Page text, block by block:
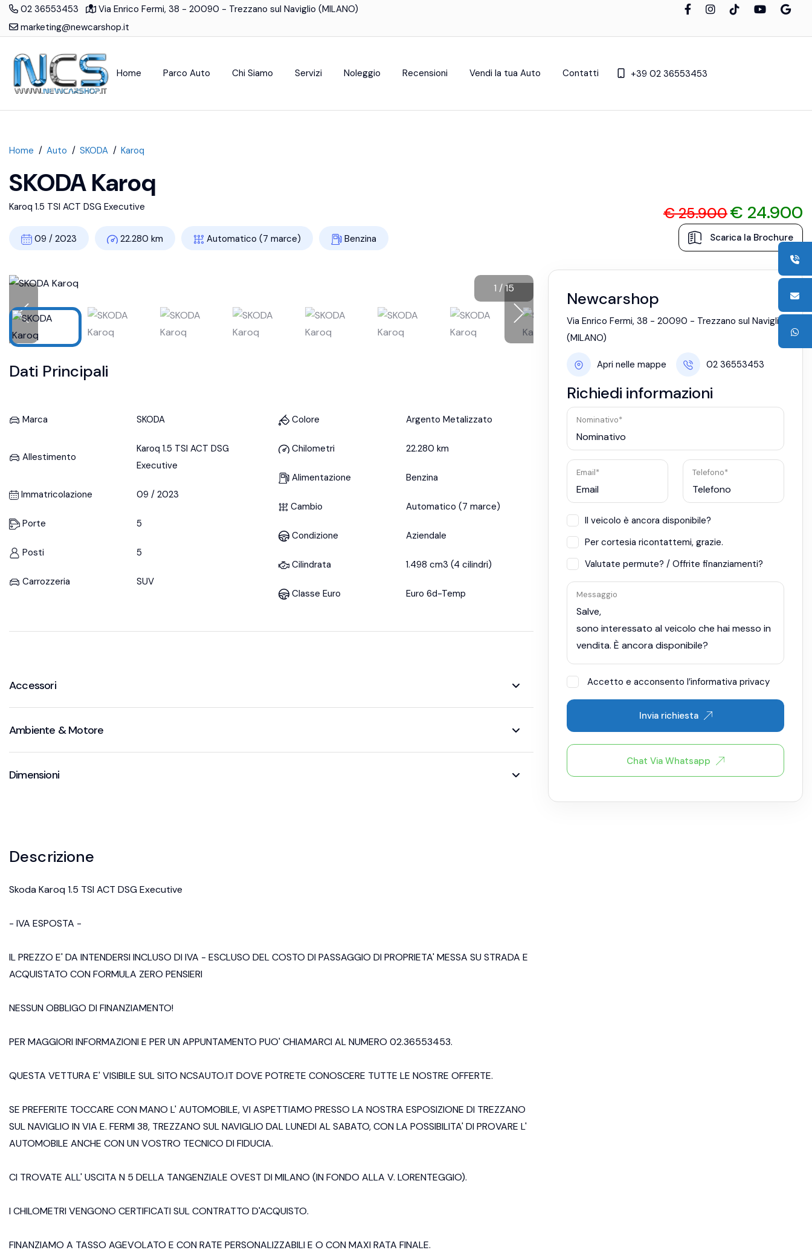
02 36553453
Via Enrico Fermi, 38 - 20090 - Trezzano sul Naviglio (MILANO)
marketing@newcarshop.it
Home Parco Auto Chi Siamo Servizi Noleggio Recensioni Vendi la tua Auto Contatti +39 02 36553453
Home Auto SKODA Karoq
SKODA Karoq
Karoq 1.5 TSI ACT DSG Executive
09 / 2023 22.280 km Automatico (7 marce) Benzina
€ 25.900€ 24.900
Scarica la Brochure
1 /15
Dati Principali
Marca SKODA
Allestimento
Karoq 1.5 TSI ACT DSG
Executive
Immatricolazione 09 / 2023
Porte 5
Posti 5
Carrozzeria SUV
Colore Argento Metalizzato
Chilometri 22.280 km
Alimentazione Benzina
Cambio Automatico (7 marce)
Condizione Aziendale
Cilindrata 1.498 cm3 (4 cilindri)
Classe Euro Euro 6d-Temp
Accessori
Ambiente & Motore
Dimensioni
Descrizione
Skoda Karoq 1.5 TSI ACT DSG Executive
- IVA ESPOSTA -
IL PREZZO E' DA INTENDERSI INCLUSO DI IVA - ESCLUSO DEL COSTO DI PASSAGGIO DI PROPRIETA' MESSA SU STRADA E
ACQUISTATO CON FORMULA ZERO PENSIERI
NESSUN OBBLIGO DI FINANZIAMENTO!
PER MAGGIORI INFORMAZIONI E PER UN APPUNTAMENTO PUO' CHIAMARCI AL NUMERO 02.36553453.
QUESTA VETTURA E' VISIBILE SUL SITO NCSAUTO.IT DOVE POTRETE CONOSCERE TUTTE LE NOSTRE OFFERTE.
SE PREFERITE TOCCARE CON MANO L' AUTOMOBILE, VI ASPETTIAMO PRESSO LA NOSTRA ESPOSIZIONE DI TREZZANO
SUL NAVIGLIO IN VIA E. FERMI 38, TREZZANO SUL NAVIGLIO DAL LUNEDI AL SABATO, CON LA POSSIBILITA' DI PROVARE L'
AUTOMOBILE ANCHE CON UN VOSTRO TECNICO DI FIDUCIA.
CI TROVATE ALL' USCITA N 5 DELLA TANGENZIALE OVEST DI MILANO (IN FONDO ALLA V. LORENTEGGIO).
I CHILOMETRI VENGONO CERTIFICATI SUL CONTRATTO D'ACQUISTO.
FINANZIAMO A TASSO AGEVOLATO E CON RATE PERSONALIZZABILI E O CON MAXI RATA FINALE.
Newcarshop
Via Enrico Fermi, 38 - 20090 - Trezzano sul Naviglio
(MILANO)
Apri nelle mappe 02 36553453
Richiedi informazioni
Nominativo*
Email* Telefono*
Il veicolo è ancora disponibile?
Per cortesia ricontattemi, grazie.
Valutate permute? / Offrite finanziamenti?
Messaggio
Accetto e acconsento l’informativa privacy
Invia richiesta
Chat Via Whatsapp